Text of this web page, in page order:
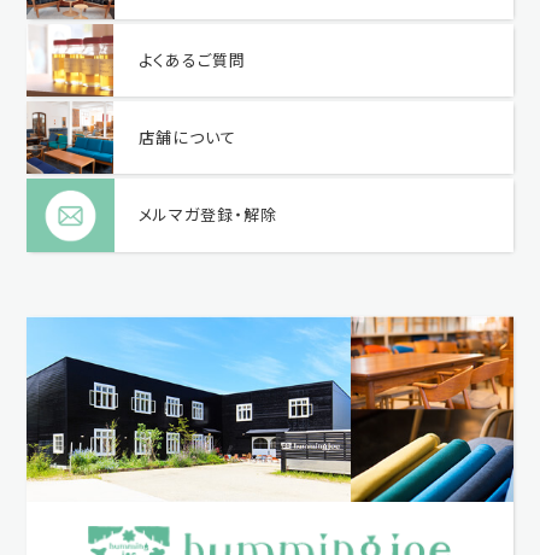
よくあるご質問
店舗について
メルマガ登録・解除